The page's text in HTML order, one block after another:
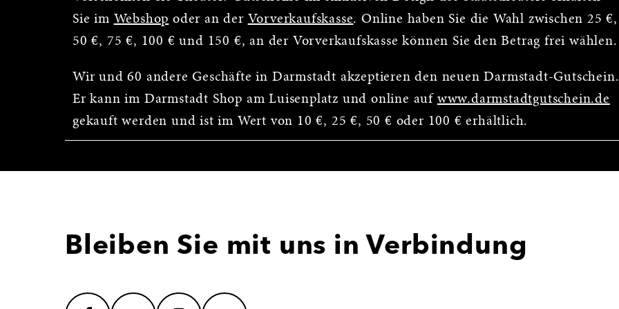
Sie im Webshop oder an der Vorverkaufskasse. Online haben Sie die Wahl zwischen 25 €,
50 €, 75 €, 100 € und 150 €, an der Vorverkaufskasse können Sie den Betrag frei wählen.
Wir und 60 andere Geschäfte in Darmstadt akzeptieren den neuen Darmstadt-Gutschein.
Er kann im Darmstadt Shop am Luisenplatz und online auf www.darmstadtgutschein.de
gekauft werden und ist im Wert von 10 €, 25 €, 50 € oder 100 € erhältlich.
Bleiben Sie mit uns in Verbindung